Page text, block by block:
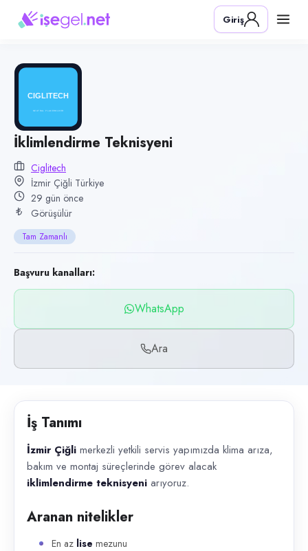
Pozisyon
İklimlendirme Teknisyeni
CigliTech
Kategori
İnşaat & Yapı
Konum
Çiğli, İzmir
Çalışma şekli
Tam Zamanlı
Yayın tarihi
8 Temmuz 2026
Son geçerlilik
28 Ekim 2026
WhatsApp, Telefon
İlan açıklaması
Giriş
İklimlendirme Teknisyeni
Ciglitech
İzmir Çiğli Türkiye
29 gün önce
Görüşülür
Tam Zamanlı
Başvuru kanalları:
WhatsApp
Ara
İş Tanımı
İzmir Çiğli merkezli yetkili servis yapımızda klima arıza,
bakım ve montaj süreçlerinde görev alacak
iklimlendirme teknisyeni arıyoruz.
Aranan nitelikler
En az lise mezunu